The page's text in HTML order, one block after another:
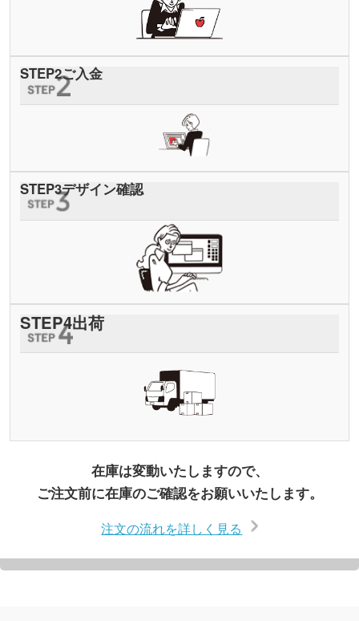
STEP2ご入金
STEP3デザイン確認
STEP4出荷
在庫は変動いたしますので、
ご注文前に在庫のご確認をお願いいたします。
注文の流れを詳しく見る